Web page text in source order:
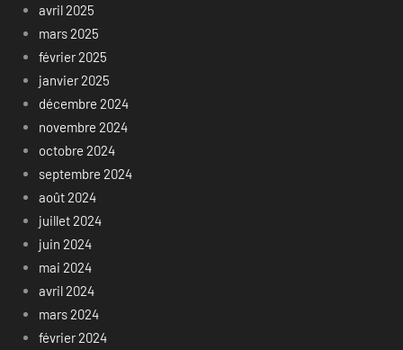
avril 2025
mars 2025
février 2025
janvier 2025
décembre 2024
novembre 2024
octobre 2024
septembre 2024
août 2024
juillet 2024
juin 2024
mai 2024
avril 2024
mars 2024
février 2024